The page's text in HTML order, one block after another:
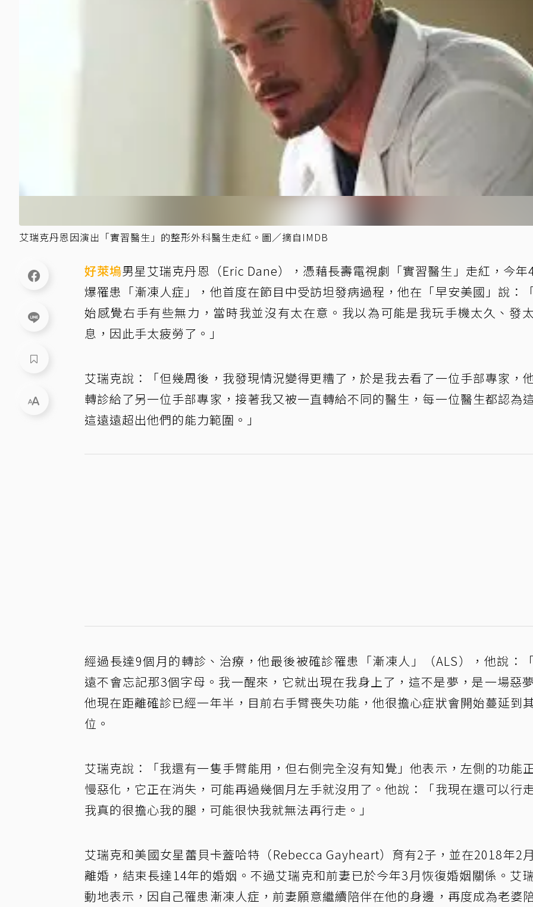
艾瑞克丹恩因演出「實習醫生」的整形外科醫生走紅。圖／摘自IMDB
好萊塢男星艾瑞克丹恩（Eric Dane），憑藉長壽電視劇「實習醫生」走紅，今年
爆罹患「漸凍人症」，他首度在節目中受訪坦發病過程，他在「早安美國」說：
始感覺右手有些無力，當時我並沒有太在意。我以為可能是我玩手機太久、發
息，因此手太疲勞了。」
艾瑞克說：「但幾周後，我發現情況變得更糟了，於是我去看了一位手部專家，
轉診給了另一位手部專家，接著我又被一直轉給不同的醫生，每一位醫生都認為
這遠遠超出他們的能力範圍。」
經過長達9個月的轉診、治療，他最後被確診罹患「漸凍人」（ALS），他說：
遠不會忘記那3個字母。我一醒來，它就出現在我身上了，這不是夢，是一場惡夢
他現在距離確診已經一年半，目前右手臂喪失功能，他很擔心症狀會開始蔓延到
位。
艾瑞克說：「我還有一隻手臂能用，但右側完全沒有知覺」他表示，左側的功能
慢惡化，它正在消失，可能再過幾個月左手就沒用了。他說：「我現在還可以行
我真的很擔心我的腿，可能很快我就無法再行走。」
艾瑞克和美國女星蕾貝卡蓋哈特（Rebecca Gayheart）育有2子，並在2018年2
離婚，結束長達14年的婚姻。不過艾瑞克和前妻已於今年3月恢復婚姻關係。艾
動地表示，因自己罹患漸凍人症，前妻願意繼續陪伴在他的身邊，再度成為老婆